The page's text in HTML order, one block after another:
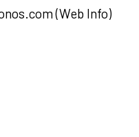
(Web Info)